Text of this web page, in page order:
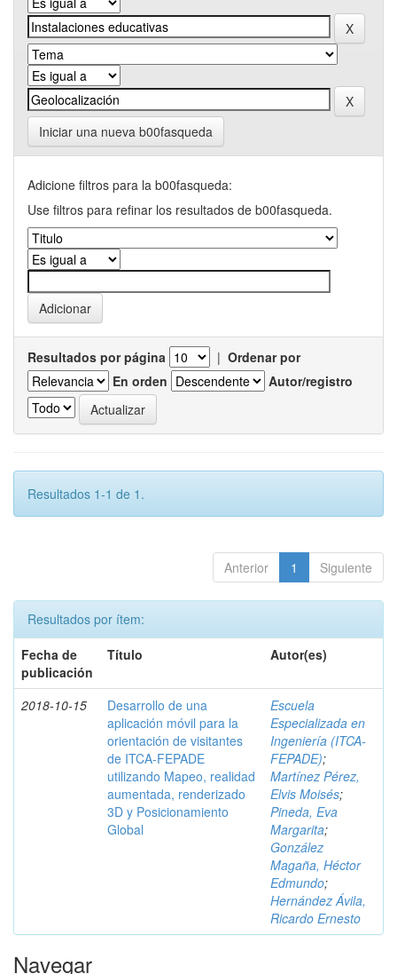
Iniciar una nueva b00fasqueda
Adicione filtros para la b00fasqueda:
Use filtros para refinar los resultados de b00fasqueda.
Resultados por página | Ordenar por
En orden
Autor/registro
Resultados 1-1 de 1.
Anterior 1 Siguiente
Resultados por ítem:
Fecha de
publicación
Título Autor(es)
2018-10-15
Desarrollo de una
aplicación móvil para la
orientación de visitantes
de ITCA-FEPADE
utilizando Mapeo, realidad
aumentada, renderizado
3D y Posicionamiento
Global
Escuela
Especializada en
Ingeniería (ITCA-
FEPADE);
Martínez Pérez,
Elvis Moisés;
Pineda, Eva
Margarita;
González
Magaña, Héctor
Edmundo;
Hernández Ávila,
Ricardo Ernesto
Navegar